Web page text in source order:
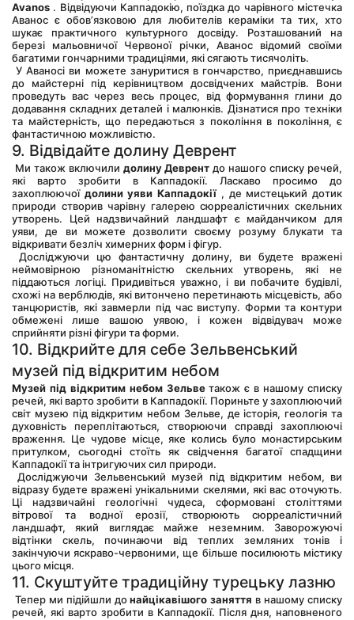
Avanos . Відвідуючи Каппадокію, поїздка до чарівного містечка
Аванос є обов’язковою для любителів кераміки та тих, хто
шукає практичного культурного досвіду. Розташований на
березі мальовничої Червоної річки, Аванос відомий своїми
багатими гончарними традиціями, які сягають тисячоліть.
У Аваносі ви можете зануритися в гончарство, приєднавшись
до майстерні під керівництвом досвідчених майстрів. Вони
проведуть вас через весь процес, від формування глини до
додавання складних деталей і малюнків. Дізнатися про техніки
та майстерність, що передаються з покоління в покоління, є
фантастичною можливістю.
9. Відвідайте долину Деврент
Ми також включили долину Деврент до нашого списку речей,
які варто зробити в Каппадокії. Ласкаво просимо до
захоплюючої долини уяви Каппадокії , де мистецький дотик
природи створив чарівну галерею сюрреалістичних скельних
утворень. Цей надзвичайний ландшафт є майданчиком для
уяви, де ви можете дозволити своєму розуму блукати та
відкривати безліч химерних форм і фігур.
Досліджуючи цю фантастичну долину, ви будете вражені
неймовірною різноманітністю скельних утворень, які не
піддаються логіці. Придивіться уважно, і ви побачите будівлі,
схожі на верблюдів, які витончено перетинають місцевість, або
танцюристів, які завмерли під час виступу. Форми та контури
обмежені лише вашою уявою, і кожен відвідувач може
сприйняти різні фігури та форми.
10. Відкрийте для себе Зельвенський
музей під відкритим небом
Музей під відкритим небом Зельве також є в нашому списку
речей, які варто зробити в Каппадокії. Пориньте у захоплюючий
світ музею під відкритим небом Зельве, де історія, геологія та
духовність переплітаються, створюючи справді захоплюючі
враження. Це чудове місце, яке колись було монастирським
притулком, сьогодні стоїть як свідчення багатої спадщини
Каппадокії та інтригуючих сил природи.
Досліджуючи Зельвенський музей під відкритим небом, ви
відразу будете вражені унікальними скелями, які вас оточують.
Ці надзвичайні геологічні чудеса, сформовані століттями
вітрової та водної ерозії, створюють сюрреалістичний
ландшафт, який виглядає майже неземним. Заворожуючі
відтінки скель, починаючи від теплих земляних тонів і
закінчуючи яскраво-червоними, ще більше посилюють містику
цього місця.
11. Скуштуйте традиційну турецьку лазню
Тепер ми підійшли до найцікавішого заняття в нашому списку
речей, які варто зробити в Каппадокії. Після дня, наповненого